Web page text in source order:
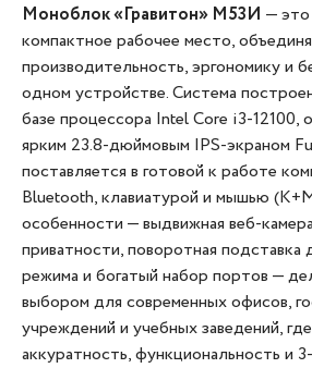
Моноблок «Гравитон» М53И —
компактное рабочее место,
производительность, эргономику и
одном устройстве. Система
базе процессора Intel Core i3-12100,
ярким 23.8-дюймовым IPS-экраном
поставляется в готовой к работе
Bluetooth, клавиатурой и мышью
особенности — выдвижная веб-
приватности, поворотная подставка
режима и богатый набор портов —
выбором для современных офисов,
учреждений и учебных заведений,
аккуратность, функциональность и